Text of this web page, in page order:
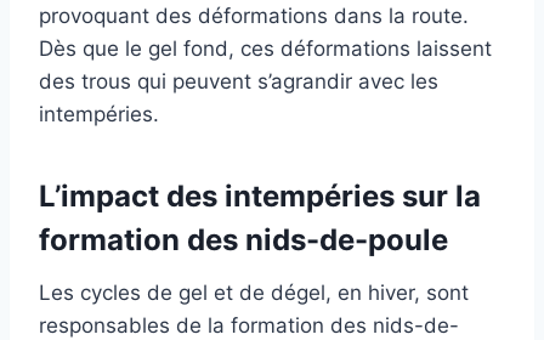
provoquant des déformations dans la route.
Dès que le gel fond, ces déformations laissent
des trous qui peuvent s’agrandir avec les
intempéries.
L’impact des intempéries sur la
formation des nids-de-poule
Les cycles de gel et de dégel, en hiver, sont
responsables de la formation des nids-de-